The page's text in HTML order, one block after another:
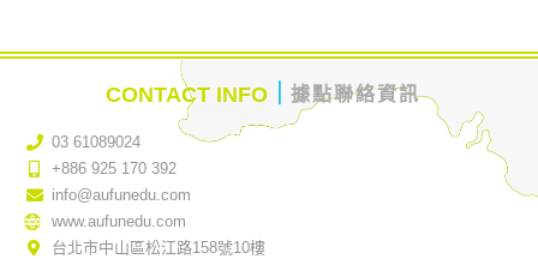
CONTACT INFO 據點聯絡資訊
03 61089024
+886 925 170 392
info@aufunedu.com
www.aufunedu.com
台北市中山區松江路158號10樓